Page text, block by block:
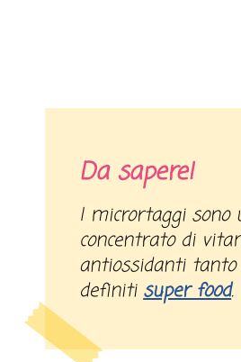
Da sapere!
I micrortaggi sono un
concentrato di
antiossidanti tanto
definitisuper food.